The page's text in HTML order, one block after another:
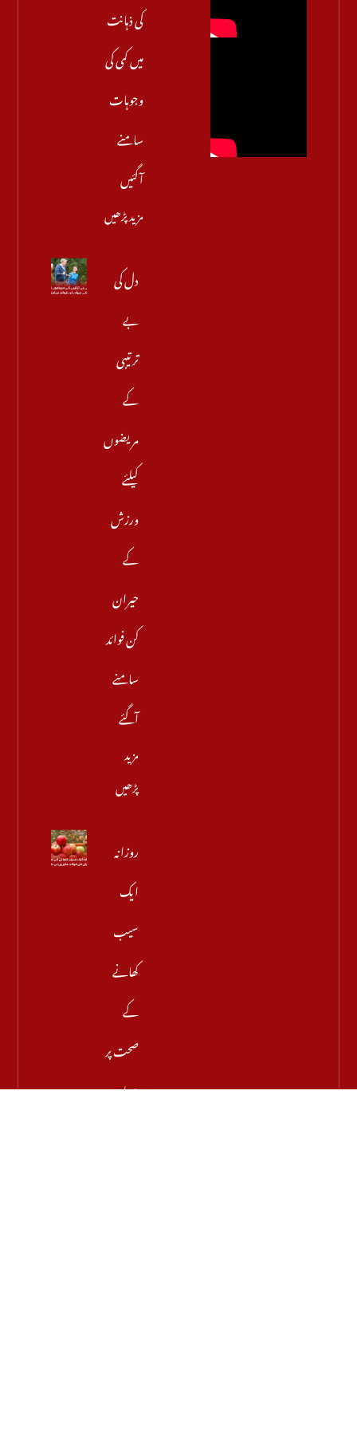
کی ذہانت
میں کمی کی
وجوہات
سامنے
آگئیں
مزید پڑھیں
دل کی
بے
ترتیبی
کے
مریضوں
کیلئے
ورزش
کے
حیران
کن فوائد
سامنے
آگئے
مزید
پڑھیں
روزانہ
ایک
سیب
کھانے
کے
صحت پر
حیران